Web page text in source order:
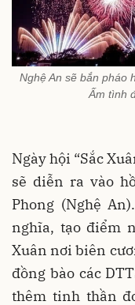
Nghệ An sẽ bắn pháo
Ấm tình
Ngày hội “Sắc
sẽ diễn ra vào
Phong (Nghệ
nghĩa, tạo điểm
Xuân nơi biên
đồng bào các
thêm tinh thần